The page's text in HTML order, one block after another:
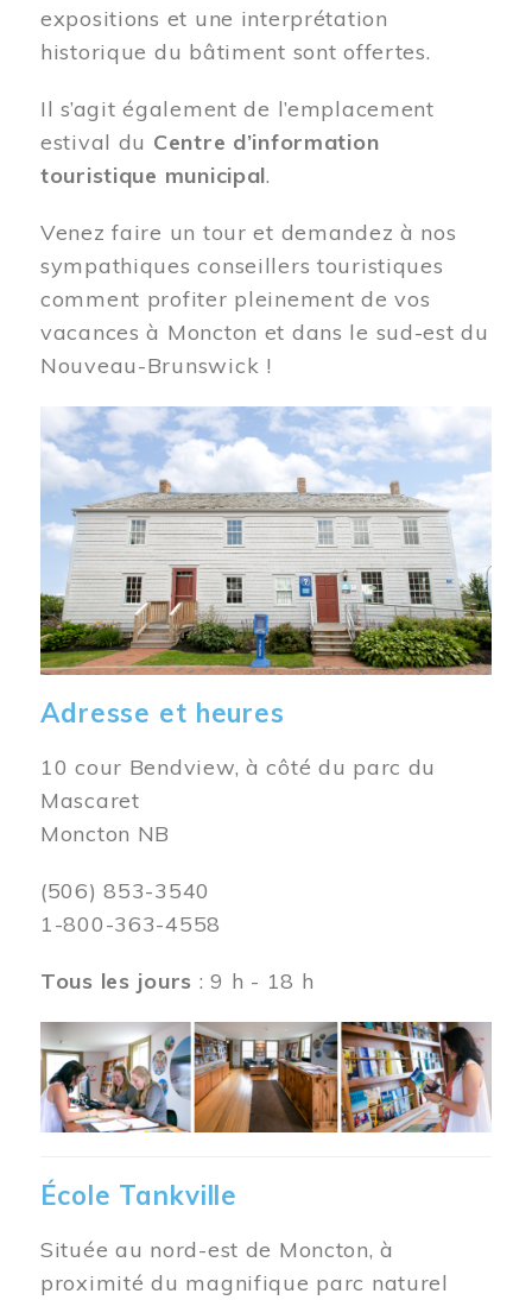
expositions et une interprétation
historique du bâtiment sont offertes.
Il s’agit également de l’emplacement
estival du Centre d’information
touristique municipal.
Venez faire un tour et demandez à nos
sympathiques conseillers touristiques
comment profiter pleinement de vos
vacances à Moncton et dans le sud-est du
Nouveau-Brunswick !
Image
Adresse et heures
10 cour Bendview, à côté du parc du
Mascaret
Moncton NB
(506) 853-3540
1-800-363-4558
Tous les jours : 9 h - 18 h
Image
École Tankville
Située au nord-est de Moncton, à
proximité du magnifique parc naturel